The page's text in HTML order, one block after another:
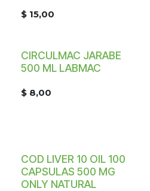
$ 15,00
CIRCULMAC JARABE
500 ML LABMAC
$ 8,00
COD LIVER 10 OIL 100
CAPSULAS 500 MG
ONLY NATURAL